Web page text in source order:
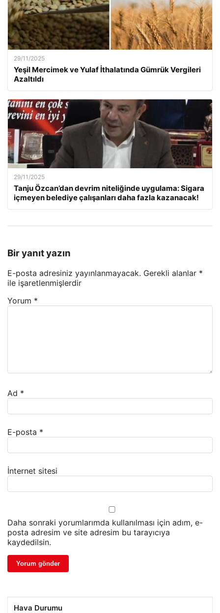
29/11/2025
Yeşil Mercimek ve Yulaf İthalatında Gümrük Vergileri
Azaltıldı
29/11/2025
Tanju Özcan’dan devrim niteliğinde uygulama: Sigara
içmeyen belediye çalışanları daha fazla kazanacak!
Bir yanıt yazın
E-posta adresiniz yayınlanmayacak. Gerekli alanlar *
ile işaretlenmişlerdir
Yorum *
Ad *
E-posta *
İnternet sitesi
Daha sonraki yorumlarımda kullanılması için adım, e-
posta adresim ve site adresim bu tarayıcıya
kaydedilsin.
Hava Durumu